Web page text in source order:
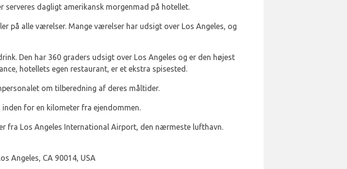
serveres dagligt amerikansk morgenmad på hotellet.
på alle værelser. Mange værelser har udsigt over Los Angeles, og
Den har 360 graders udsigt over Los Angeles og er den højest
hotellets egen restaurant, er et ekstra spisested.
om tilberedning af deres måltider.
for en kilometer fra ejendommen.
fra Los Angeles International Airport, den nærmeste lufthavn.
Angeles, CA 90014, USA